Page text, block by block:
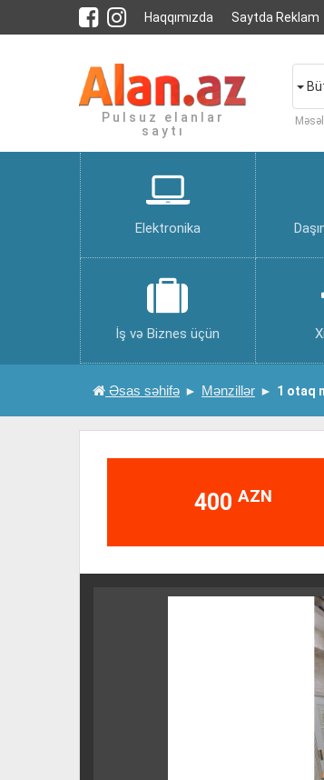
Haqqımızda Saytda Reklam
Pulsuz elanlar
saytı
Elektronika
İş və Biznes üçün
Əsas səhifə Mənzillər 1 otaq
400 AZN